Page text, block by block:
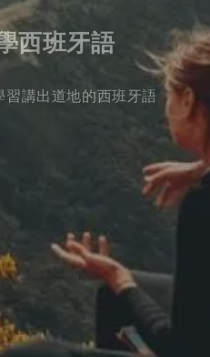
西班牙語
講出道地的西班牙語